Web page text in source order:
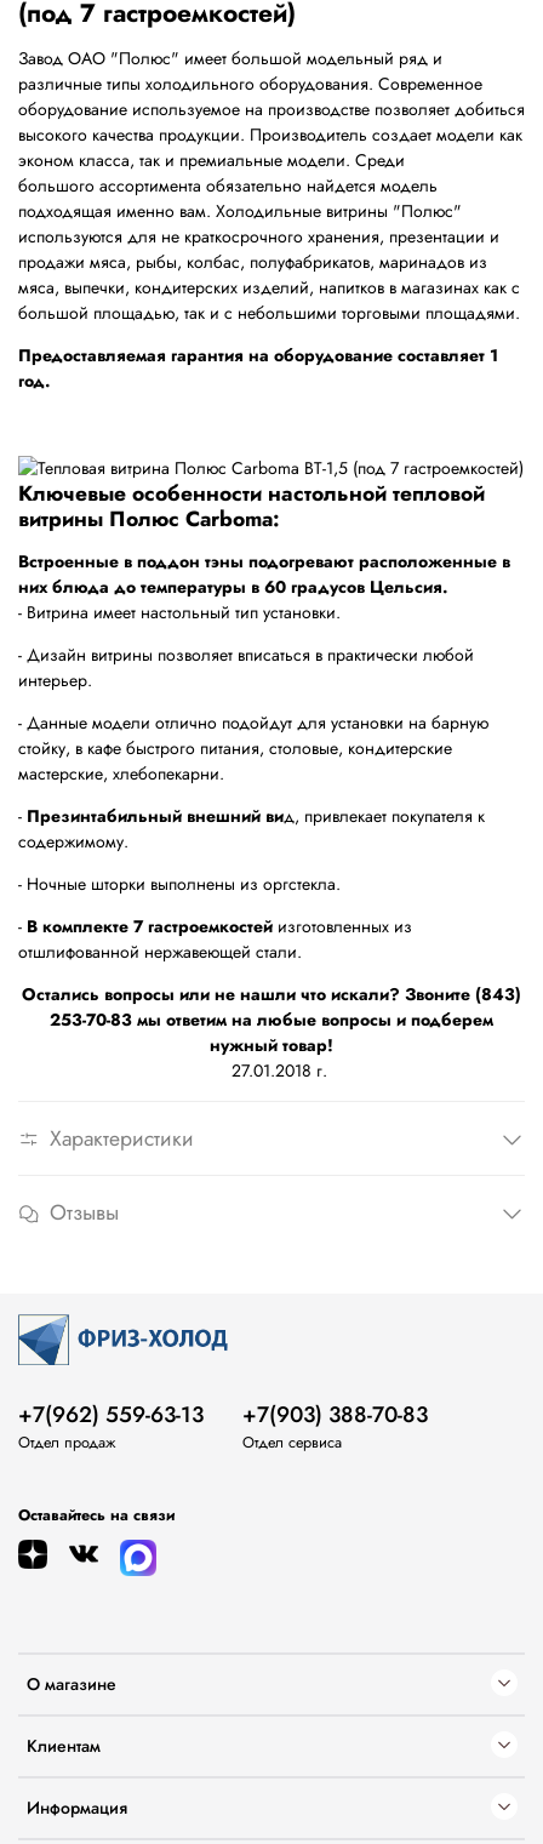
(под 7 гастроемкостей)
Завод ОАО "Полюс" имеет большой модельный ряд и
различные типы холодильного оборудования. Современное
оборудование используемое на производстве позволяет добиться
высокого качества продукции. Производитель создает модели как
эконом класса, так и премиальные модели. Среди
большого ассортимента обязательно найдется модель
подходящая именно вам. Холодильные витрины "Полюс"
используются для не краткосрочного хранения, презентации и
продажи мяса, рыбы, колбас, полуфабрикатов, маринадов из
мяса, выпечки, кондитерских изделий, напитков в магазинах как с
большой площадью, так и с небольшими торговыми площадями.
Предоставляемая гарантия на оборудование составляет 1
год.
Ключевые особенности настольной тепловой
витрины Полюс Carboma:
Встроенные в поддон тэны подогревают расположенные в
них блюда до температуры в 60 градусов Цельсия.
- Витрина имеет настольный тип установки.
- Дизайн витрины позволяет вписаться в практически любой
интерьер.
- Данные модели отлично подойдут для установки на барную
стойку, в кафе быстрого питания, столовые, кондитерские
мастерские, хлебопекарни.
- Презинтабильный внешний вид, привлекает покупателя к
содержимому.
- Ночные шторки выполнены из оргстекла.
- В комплекте 7 гастроемкостей изготовленных из
отшлифованной нержавеющей стали.
Остались вопросы или не нашли что искали? Звоните (843)
253-70-83 мы ответим на любые вопросы и подберем
нужный товар!
27.01.2018 г.
Характеристики
Отзывы
О магазине
Клиентам
Информация
+7(962) 559-63-13
Отдел продаж
+7(903) 388-70-83
Отдел сервиса
Оставайтесь на связи